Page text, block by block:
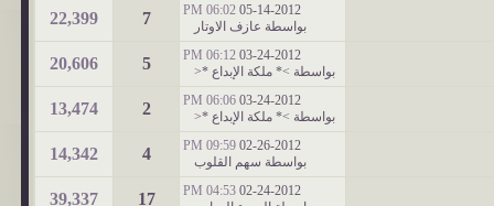
05-14-2012
06:02 PM
بواسطة عازف الاوتار 7
22,399
03-24-2012
06:12 PM
بواسطة >* ملكة الإبداع *< 5
20,606
03-24-2012
06:06 PM
بواسطة >* ملكة الإبداع *< 2
13,474
02-26-2012
09:59 PM
بواسطة سهم القلوب 4
14,342
02-24-2012
04:53 PM
17
39,337